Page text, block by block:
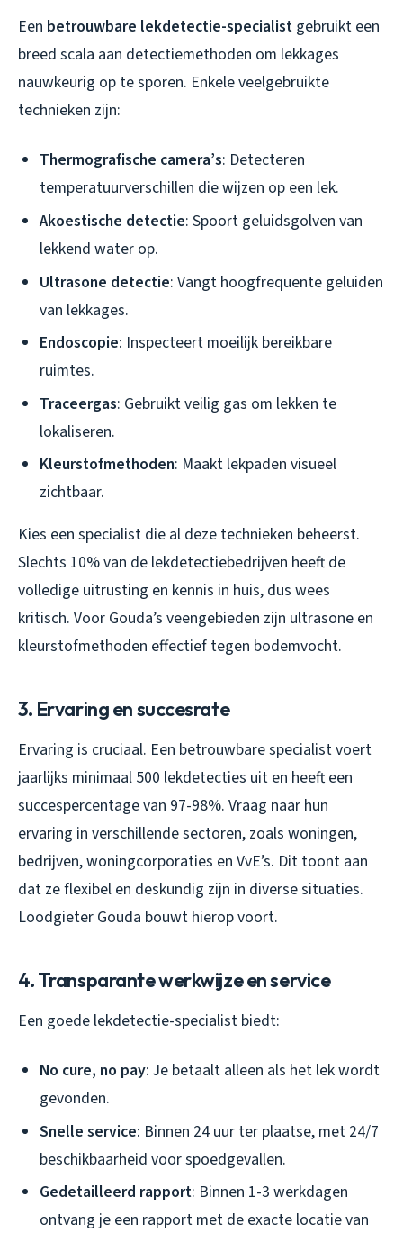
Een betrouwbare lekdetectie-specialist gebruikt een
breed scala aan detectiemethoden om lekkages
nauwkeurig op te sporen. Enkele veelgebruikte
technieken zijn:
Thermografische camera’s: Detecteren
temperatuurverschillen die wijzen op een lek.
Akoestische detectie: Spoort geluidsgolven van
lekkend water op.
Ultrasone detectie: Vangt hoogfrequente geluiden
van lekkages.
Endoscopie: Inspecteert moeilijk bereikbare
ruimtes.
Traceergas: Gebruikt veilig gas om lekken te
lokaliseren.
Kleurstofmethoden: Maakt lekpaden visueel
zichtbaar.
Kies een specialist die al deze technieken beheerst.
Slechts 10% van de lekdetectiebedrijven heeft de
volledige uitrusting en kennis in huis, dus wees
kritisch. Voor Gouda’s veengebieden zijn ultrasone en
kleurstofmethoden effectief tegen bodemvocht.
3. Ervaring en succesrate
Ervaring is cruciaal. Een betrouwbare specialist voert
jaarlijks minimaal 500 lekdetecties uit en heeft een
succespercentage van 97-98%. Vraag naar hun
ervaring in verschillende sectoren, zoals woningen,
bedrijven, woningcorporaties en VvE’s. Dit toont aan
dat ze flexibel en deskundig zijn in diverse situaties.
Loodgieter Gouda bouwt hierop voort.
4. Transparante werkwijze en service
Een goede lekdetectie-specialist biedt:
No cure, no pay: Je betaalt alleen als het lek wordt
gevonden.
Snelle service: Binnen 24 uur ter plaatse, met 24/7
beschikbaarheid voor spoedgevallen.
Gedetailleerd rapport: Binnen 1-3 werkdagen
ontvang je een rapport met de exacte locatie van